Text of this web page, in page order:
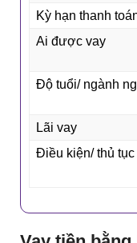
Kỳ hạn thanh
Ai được vay
Độ tuổi/ ngành
Lãi vay
Điều kiện/ thủ tục